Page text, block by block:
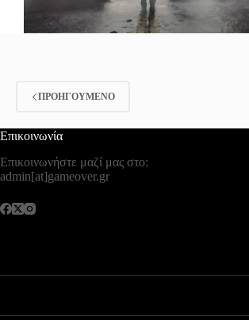
ΠΡΟΗΓΟΎΜΕΝΟ
Επικοινωνία
Επικοινωνήστε μαζί μας στο:
admin[at]gameover.gr